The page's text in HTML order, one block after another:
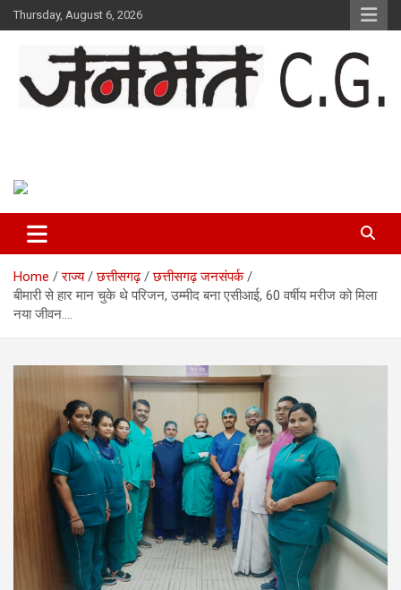
Skip
to
Thursday, August 6, 2026
Home राज्य छत्तीसगढ़
छत्तीसगढ़ जनसंपर्क
बीमारी से हार मान चुके थे परिजन, उम्मीद बना एसीआई, 60 वर्षीय मरीज को मिला
नया जीवन….